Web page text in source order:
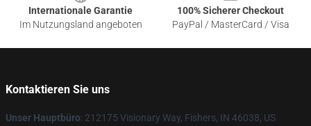
Internationale Garantie
Im Nutzungsland angeboten
100% Sicherer Checkout
PayPal / MasterCard / Visa
Kontaktieren Sie uns
Unser Hauptbüro: 212175 Visionary Way, Fishers, IN 46038, US